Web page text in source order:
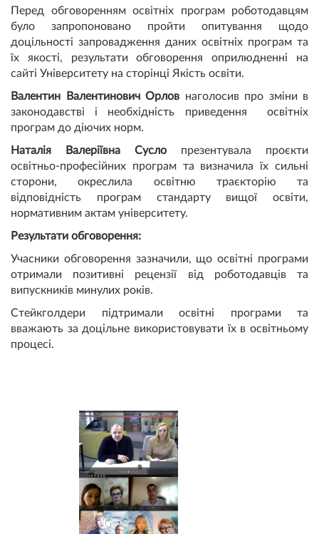
Перед обговоренням освітніх програм роботодавцям
було запропоновано пройти опитування щодо
доцільності запровадження даних освітніх програм та
їх якості, результати обговорення оприлюдненні на
сайті Університету на сторінці Якість освіти.
Валентин Валентинович Орлов наголосив про зміни в
законодавстві і необхідність приведення освітніх
програм до діючих норм.
Наталія Валеріївна Сусло презентувала проєкти
освітньо-професійних програм та визначила їх сильні
сторони, окреслила освітню траєкторію та
відповідність програм стандарту вищої освіти,
нормативним актам університету.
Результати обговорення:
Учасники обговорення зазначили, що освітні програми
отримали позитивні рецензії від роботодавців та
випускників минулих років.
Стейкголдери підтримали освітні програми та
вважають за доцільне використовувати їх в освітньому
процесі.